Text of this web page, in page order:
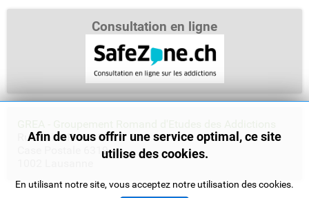
Consultation en ligne
Rue Saint-Pierre 3
Case Postale 6319
Afin de vous offrir une service optimal, ce site
utilise des cookies.
En utilisant notre site, vous acceptez notre utilisation des cookies.